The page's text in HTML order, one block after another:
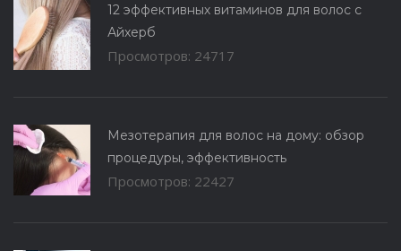
12 эффективных витаминов для волос с
Айхерб
Просмотров: 24717
Мезотерапия для волос на дому: обзор
процедуры, эффективность
Просмотров: 22427